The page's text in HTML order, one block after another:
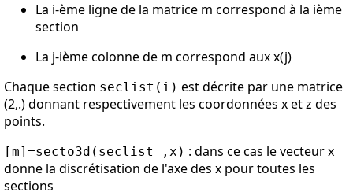
La i-ème ligne de la matrice m correspond à la ième
section
La j-ième colonne de m correspond aux x(j)
Chaque section seclist(i) est décrite par une matrice
(2,.) donnant respectivement les coordonnées x et z des
points.
[m]=secto3d(seclist ,x) : dans ce cas le vecteur x
donne la discrétisation de l'axe des x pour toutes les
sections